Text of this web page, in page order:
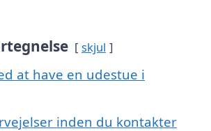
skjul
at have en udestue i
inden du kontakter